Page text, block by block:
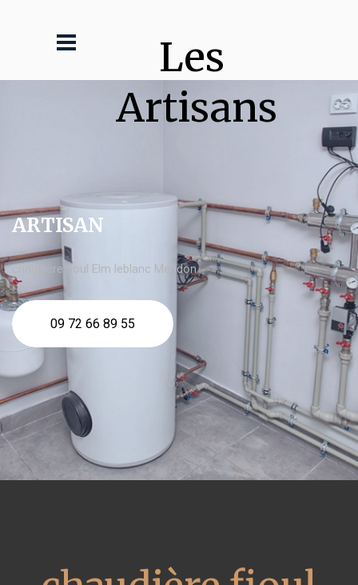
Les
Artisans
ARTISAN
chaudière fioul Elm leblanc Meudon
09 72 66 89 55